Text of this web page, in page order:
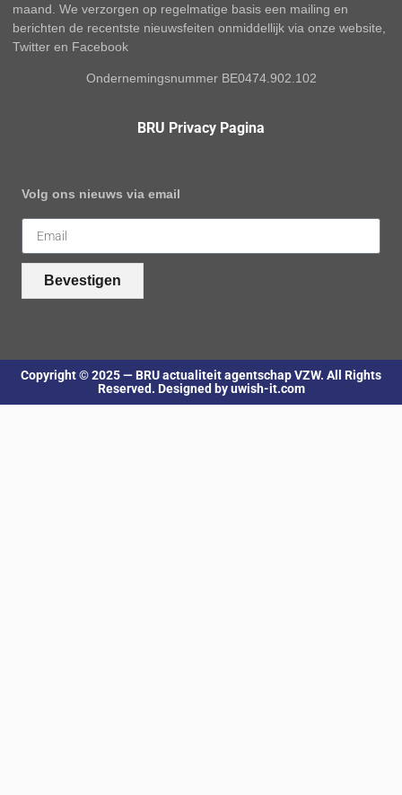
maand. We verzorgen op regelmatige basis een mailing en
berichten de recentste nieuwsfeiten onmiddellijk via onze website,
Twitter en Facebook
Ondernemingsnummer BE0474.902.102
BRU Privacy Pagina
Volg ons nieuws via email
Bevestigen
Copyright © 2025 — BRU actualiteit agentschap VZW. All Rights
Reserved. Designed by uwish-it.com